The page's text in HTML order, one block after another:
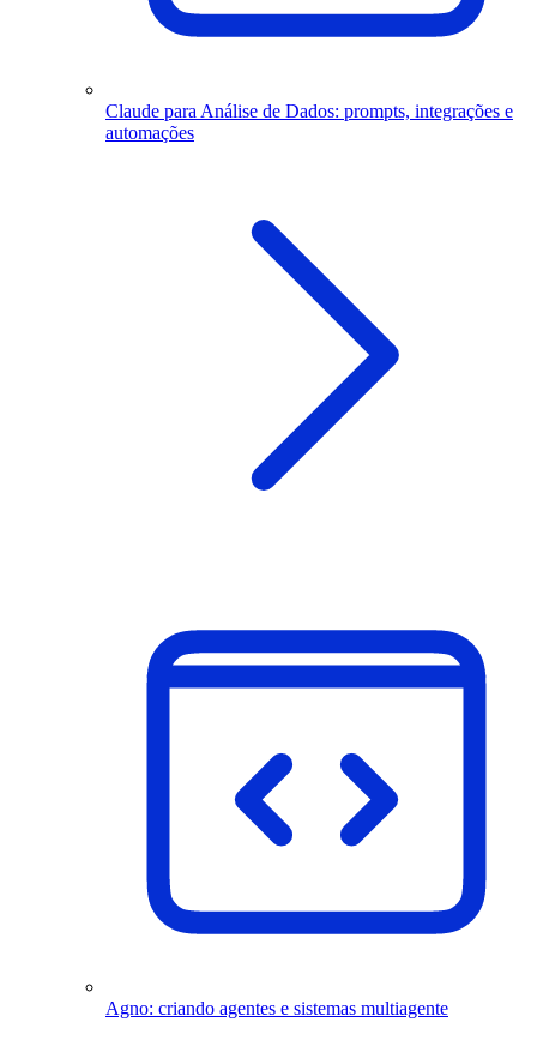
Claude para Análise de Dados: prompts, integrações e
automações
Agno: criando agentes e sistemas multiagente